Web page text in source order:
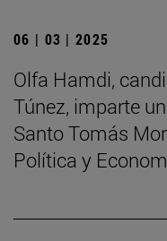
06 | 03 | 2025
Olfa Hamdi,
Túnez, imparte
Santo Tomás
Política y